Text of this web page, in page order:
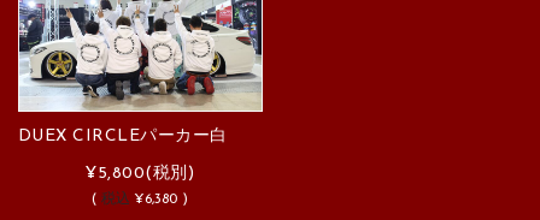
DUEX CIRCLEパーカー白
¥5,800(税別)
(税込 ¥6,380 )